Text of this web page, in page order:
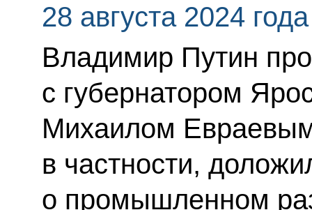
28 августа 2024 года
Владимир Путин
с губернатором
Михаилом
в частности,
о промышленном